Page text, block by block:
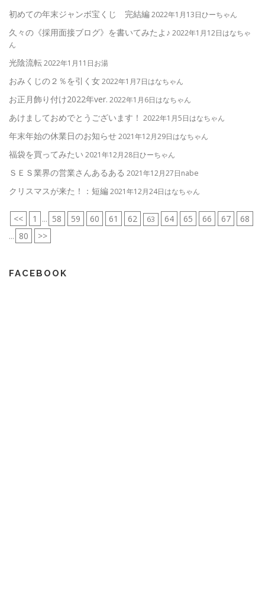
初めての年末ジャンボ宝くじ 完結編2022年1月13日ひーちゃん
久々の《採用面接ブログ》を書いてみたよ♪ 2022年1月12日はなちゃ
ん
光陰流転2022年1月11日お湯
おみくじの２％を引く女2022年1月7日はなちゃん
お正月飾り付け2022年ver. 2022年1月6日はなちゃん
あけましておめでとうございます！ 2022年1月5日はなちゃん
年末年始の休業日のお知らせ2021年12月29日はなちゃん
福袋を買ってみたい 2021年12月28日ひーちゃん
ＳＥＳ業界の営業さんあるある 2021年12月27日nabe
クリスマスが来た！：短編2021年12月24日はなちゃん
<< 1 ... 58 59 60 61 62 63 64 65 66 67 68
... 80 >>
FACEBOOK